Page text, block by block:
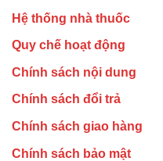
Hệ thống nhà thuốc
Quy chế hoạt động
Chính sách nội dung
Chính sách đổi trả
Chính sách giao hàng
Chính sách bảo mật